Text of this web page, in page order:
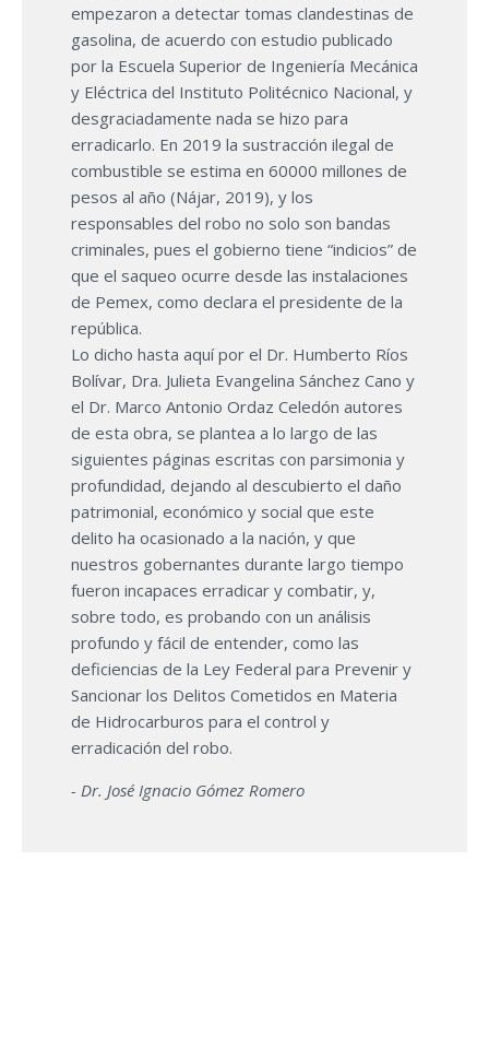
empezaron a detectar tomas clandestinas de
gasolina, de acuerdo con estudio publicado
por la Escuela Superior de Ingeniería Mecánica
y Eléctrica del Instituto Politécnico Nacional, y
desgraciadamente nada se hizo para
erradicarlo. En 2019 la sustracción ilegal de
combustible se estima en 60000 millones de
pesos al año (Nájar, 2019), y los
responsables del robo no solo son bandas
criminales, pues el gobierno tiene “indicios” de
que el saqueo ocurre desde las instalaciones
de Pemex, como declara el presidente de la
república.
Lo dicho hasta aquí por el Dr. Humberto Ríos
Bolívar, Dra. Julieta Evangelina Sánchez Cano y
el Dr. Marco Antonio Ordaz Celedón autores
de esta obra, se plantea a lo largo de las
siguientes páginas escritas con parsimonia y
profundidad, dejando al descubierto el daño
patrimonial, económico y social que este
delito ha ocasionado a la nación, y que
nuestros gobernantes durante largo tiempo
fueron incapaces erradicar y combatir, y,
sobre todo, es probando con un análisis
profundo y fácil de entender, como las
deficiencias de la Ley Federal para Prevenir y
Sancionar los Delitos Cometidos en Materia
de Hidrocarburos para el control y
erradicación del robo.
- Dr. José Ignacio Gómez Romero